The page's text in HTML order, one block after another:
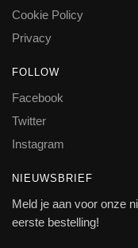
Cookie Policy
Privacy
FOLLOW
Facebook
Twitter
Instagram
NIEUWSBRIEF
Meld je aan voor onze
eerste bestelling!